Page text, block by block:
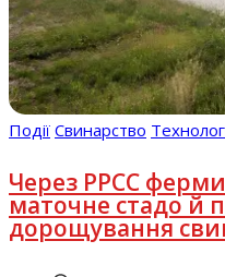
Події Свинарство
Через РРСС
маточне стадо й
дорощування